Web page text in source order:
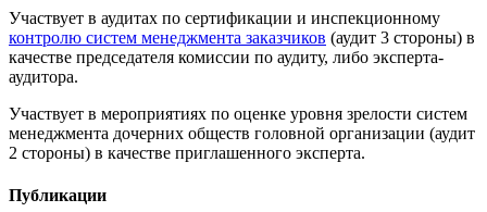
Участвует в аудитах по сертификации и инспекционному
контролю систем менеджмента заказчиков (аудит 3 стороны) в
качестве председателя комиссии по аудиту, либо эксперта-
аудитора.
Участвует в мероприятиях по оценке уровня зрелости систем
менеджмента дочерних обществ головной организации (аудит
2 стороны) в качестве приглашенного эксперта.
Публикации